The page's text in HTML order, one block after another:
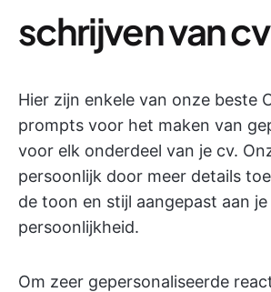
schrijven van
Hier zijn enkele van onze beste
prompts voor het maken van
voor elk onderdeel van je cv.
persoonlijk door meer details
de toon en stijl aangepast aan je
persoonlijkheid.
Om zeer gepersonaliseerde